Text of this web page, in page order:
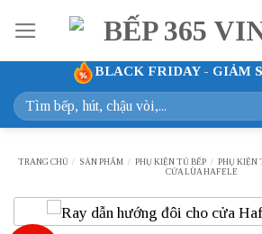
qua
nội
dung
BLACK FRIDAY - GIẢM
Tìm
kiếm:
TRANG CHỦ / SẢN PHẨM / PHỤ KIỆN TỦ BẾP / PHỤ KIỆN
CỬA LÙA HAFELE